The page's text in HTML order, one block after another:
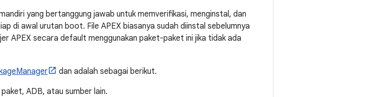
yang bertanggung jawab untuk memverifikasi, menginstal, dan
di awal urutan boot. File APEX biasanya sudah diinstal sebelumnya
APEX secara default menggunakan paket-paket ini jika tidak ada
dan adalah sebagai berikut.
ADB, atau sumber lain.